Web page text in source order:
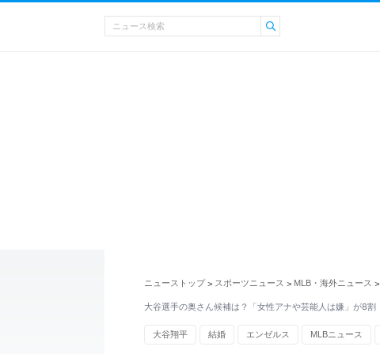
ニューストップ > スポーツニュース > MLB・海外ニュース >
大谷選手の奥さん候補は？「女性アナや芸能人は嫌」が8割
大谷翔平 結婚 エンゼルス MLBニュース